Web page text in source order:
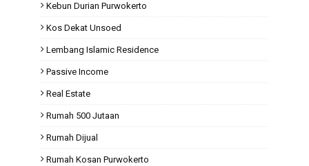
Kebun Durian Purwokerto
Kos Dekat Unsoed
Lembang Islamic Residence
Passive Income
Real Estate
Rumah 500 Jutaan
Rumah Dijual
Rumah Kosan Purwokerto